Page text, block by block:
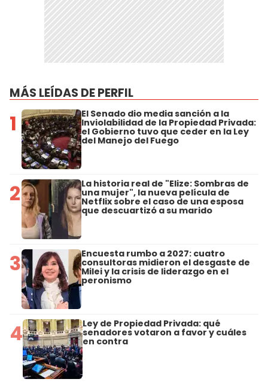
MÁS LEÍDAS DE PERFIL
1 El Senado dio media sanción a la
Inviolabilidad de la Propiedad Privada:
el Gobierno tuvo que ceder en la Ley
del Manejo del Fuego
2 La historia real de "Elize: Sombras de
una mujer", la nueva película de
Netflix sobre el caso de una esposa
que descuartizó a su marido
3 Encuesta rumbo a 2027: cuatro
consultoras midieron el desgaste de
Milei y la crisis de liderazgo en el
peronismo
4 Ley de Propiedad Privada: qué
senadores votaron a favor y cuáles
en contra